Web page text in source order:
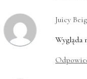
Juicy
Wygląda